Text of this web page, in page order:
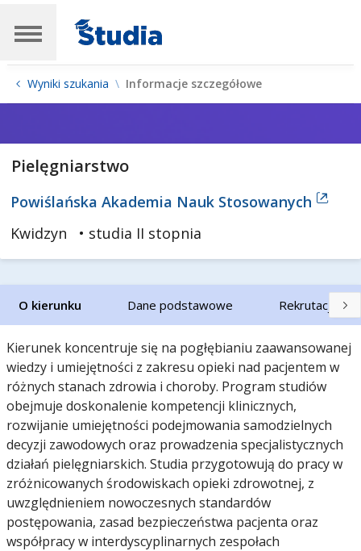
Wyniki szukania Informacje szczegółowe
Pielęgniarstwo
Powiślańska Akademia Nauk Stosowanych
Kwidzyn
• studia II stopnia
O kierunku Dane podstawowe Rekrutacja
Kierunek koncentruje się na pogłębianiu zaawansowanej
wiedzy i umiejętności z zakresu opieki nad pacjentem w
różnych stanach zdrowia i choroby. Program studiów
obejmuje doskonalenie kompetencji klinicznych,
rozwijanie umiejętności podejmowania samodzielnych
decyzji zawodowych oraz prowadzenia specjalistycznych
działań pielęgniarskich. Studia przygotowują do pracy w
zróżnicowanych środowiskach opieki zdrowotnej, z
uwzględnieniem nowoczesnych standardów
postępowania, zasad bezpieczeństwa pacjenta oraz
współpracy w interdyscyplinarnych zespołach